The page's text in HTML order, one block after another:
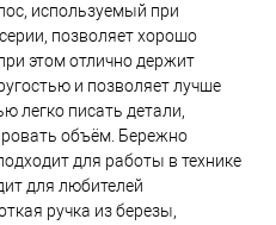
используемый при
позволяет хорошо
этом отлично держит
и позволяет лучше
легко писать детали,
объём. Бережно
для работы в технике
для любителей
ручка из березы,